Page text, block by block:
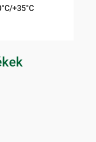
+35°C